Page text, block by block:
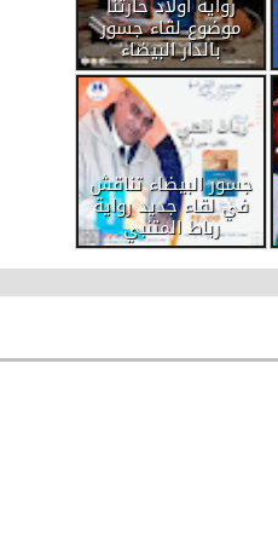
موضوع لقاء جسور
بالدار البيضاء
جسور البيضاء تناقش
في لقاء جديد رواية
رباط المتنبي